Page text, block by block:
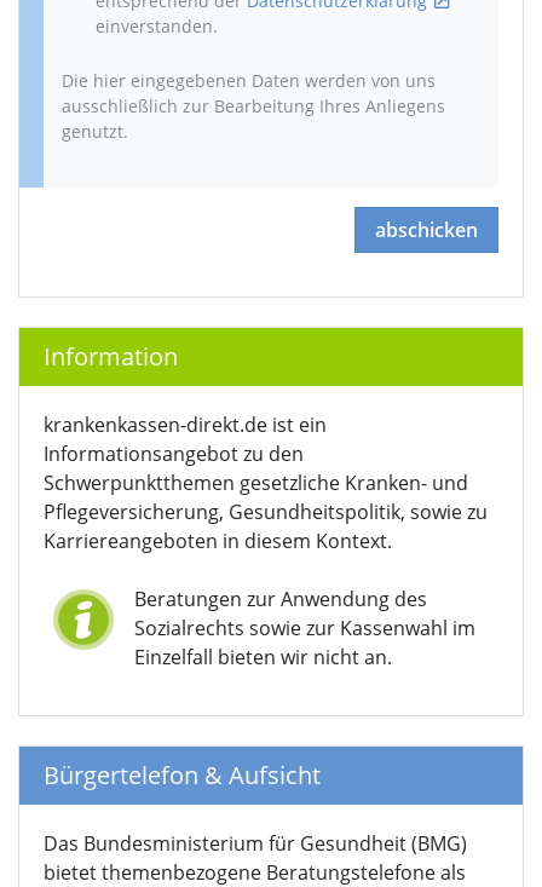
einverstanden.
Die hier eingegebenen Daten werden von uns
ausschließlich zur Bearbeitung Ihres Anliegens
genutzt.
abschicken
Information
krankenkassen-direkt.de ist ein
Informationsangebot zu den
Schwerpunktthemen gesetzliche Kranken- und
Pflegeversicherung, Gesundheitspolitik, sowie zu
Karriereangeboten in diesem Kontext.
Beratungen zur Anwendung des
Sozialrechts sowie zur Kassenwahl im
Einzelfall bieten wir nicht an.
Bürgertelefon & Aufsicht
Das Bundesministerium für Gesundheit (BMG)
bietet themenbezogene Beratungstelefone als